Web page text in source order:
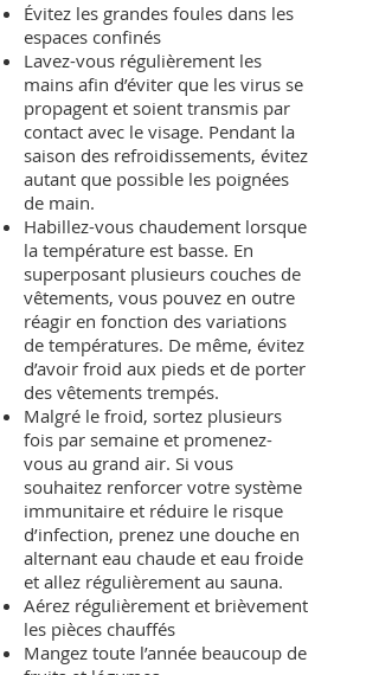
Évitez les grandes foules dans les
espaces confinés
Lavez-vous régulièrement les
mains afin d’éviter que les virus se
propagent et soient transmis par
contact avec le visage. Pendant la
saison des refroidissements, évitez
autant que possible les poignées
de main.
Habillez-vous chaudement lorsque
la température est basse. En
superposant plusieurs couches de
vêtements, vous pouvez en outre
réagir en fonction des variations
de températures. De même, évitez
d’avoir froid aux pieds et de porter
des vêtements trempés.
Malgré le froid, sortez plusieurs
fois par semaine et promenez-
vous au grand air. Si vous
souhaitez renforcer votre système
immunitaire et réduire le risque
d’infection, prenez une douche en
alternant eau chaude et eau froide
et allez régulièrement au sauna.
Aérez régulièrement et brièvement
les pièces chauffés
Mangez toute l’année beaucoup de